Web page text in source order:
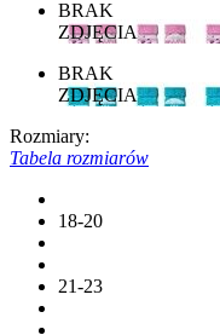
BRAK
ZDJĘCIA
BRAK
ZDJĘCIA
Rozmiary:
Tabela rozmiarów
18-20
21-23